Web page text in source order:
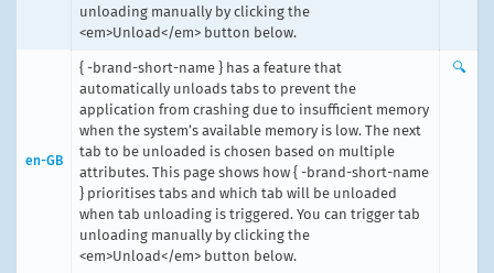
unloading manually by clicking the
<em>Unload</em> button below.
en-GB
{ -brand-short-name } has a feature that
automatically unloads tabs to prevent the
application from crashing due to insufficient memory
when the system’s available memory is low. The next
tab to be unloaded is chosen based on multiple
attributes. This page shows how { -brand-short-name
} prioritises tabs and which tab will be unloaded
when tab unloading is triggered. You can trigger tab
unloading manually by clicking the
<em>Unload</em> button below.
🔍